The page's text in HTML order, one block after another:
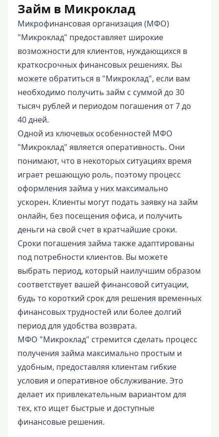
Займ в Микроклад
Микрофинансовая организация (МФО)
"Микроклад" предоставляет широкие
возможности для клиентов, нуждающихся в
краткосрочных финансовых решениях. Вы
можете обратиться в "Микроклад", если вам
необходимо получить займ с суммой до 30
тысяч рублей и периодом погашения от 7 до
40 дней.
Одной из ключевых особенностей МФО
"Микроклад" является оперативность. Они
понимают, что в некоторых ситуациях время
играет решающую роль, поэтому процесс
оформления займа у них максимально
ускорен. Клиенты могут подать заявку на займ
онлайн, без посещения офиса, и получить
деньги на свой счет в кратчайшие сроки.
Сроки погашения займа также адаптированы
под потребности клиентов. Вы можете
выбрать период, который наилучшим образом
соответствует вашей финансовой ситуации,
будь то короткий срок для решения временных
финансовых трудностей или более долгий
период для удобства возврата.
МФО "Микроклад" стремится сделать процесс
получения займа максимально простым и
удобным, предоставляя клиентам гибкие
условия и оперативное обслуживание. Это
делает их привлекательным вариантом для
тех, кто ищет быстрые и доступные
финансовые решения.